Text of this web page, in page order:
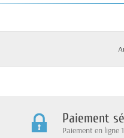
Paiement
Paiement en ligne